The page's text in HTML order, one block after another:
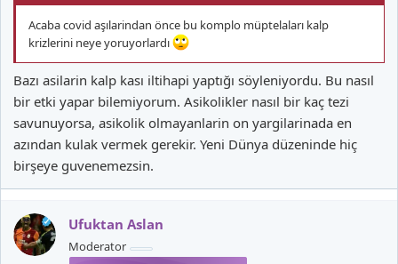
Acaba covid aşılarindan önce bu komplo müptelaları kalp
krizlerini neye yoruyorlardı
Bazı asilarin kalp kası iltihapi yaptığı söyleniyordu. Bu nasıl
bir etki yapar bilemiyorum. Asikolikler nasıl bir kaç tezi
savunuyorsa, asikolik olmayanlarin on yargilarinada en
azından kulak vermek gerekir. Yeni Dünya düzeninde hiç
birşeye guvenemezsin.
Ufuktan Aslan
Moderator